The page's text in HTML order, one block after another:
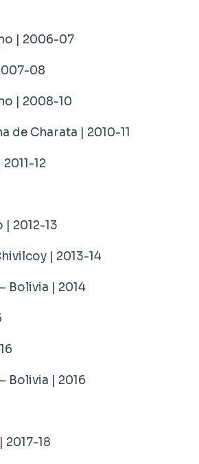
| 2006-07
08
| 2008-10
de Charata | 2010-11
12
| 2012-13
| 2013-14
Bolivia | 2014
Bolivia | 2016
18